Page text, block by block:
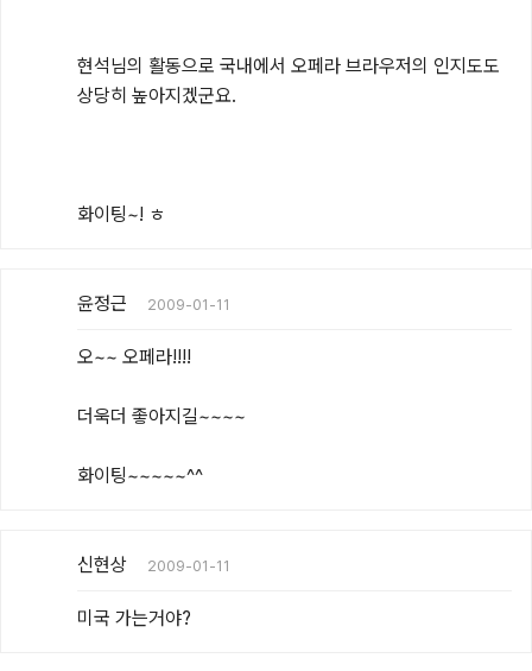
현석님의 활동으로 국내에서 오페라 브라우저의 인지도도
상당히 높아지겠군요.
화이팅~! ㅎ
윤정근 2009-01-11
오~~ 오페라!!!!
더욱더 좋아지길~~~~
화이팅~~~~~^^
신현상 2009-01-11
미국 가는거야?